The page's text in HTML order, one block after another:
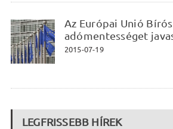
Az Európai Unió
adómentességet
2015-07-19
LEGFRISSEBB HÍREK